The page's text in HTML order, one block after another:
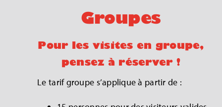
Groupes
Pour les visites en groupe,
pensez à réserver !
Le tarif groupe s’applique à partir de :